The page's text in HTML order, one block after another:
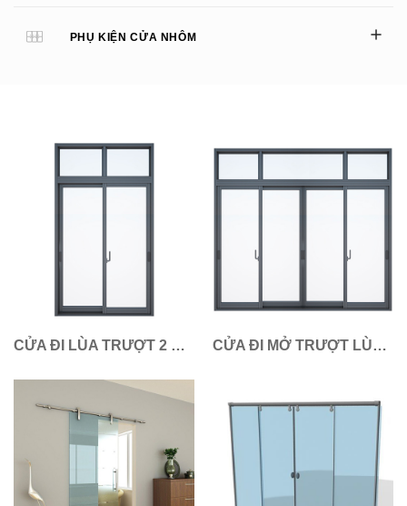
PHỤ KIỆN CỬA NHÔM
CỬA ĐI LÙA TRƯỢT 2 CÁNH NHÔM XINGFA CỬA ĐI MỞ TRƯỢT LÙA 4 CÁNH NHÔM XINGFA